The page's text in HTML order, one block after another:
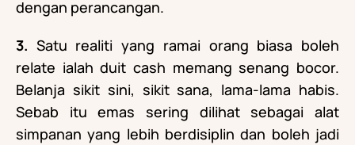
dengan perancangan.
3. Satu realiti yang ramai orang biasa boleh
relate ialah duit cash memang senang bocor.
Belanja sikit sini, sikit sana, lama-lama habis.
Sebab itu emas sering dilihat sebagai alat
simpanan yang lebih berdisiplin dan boleh jadi